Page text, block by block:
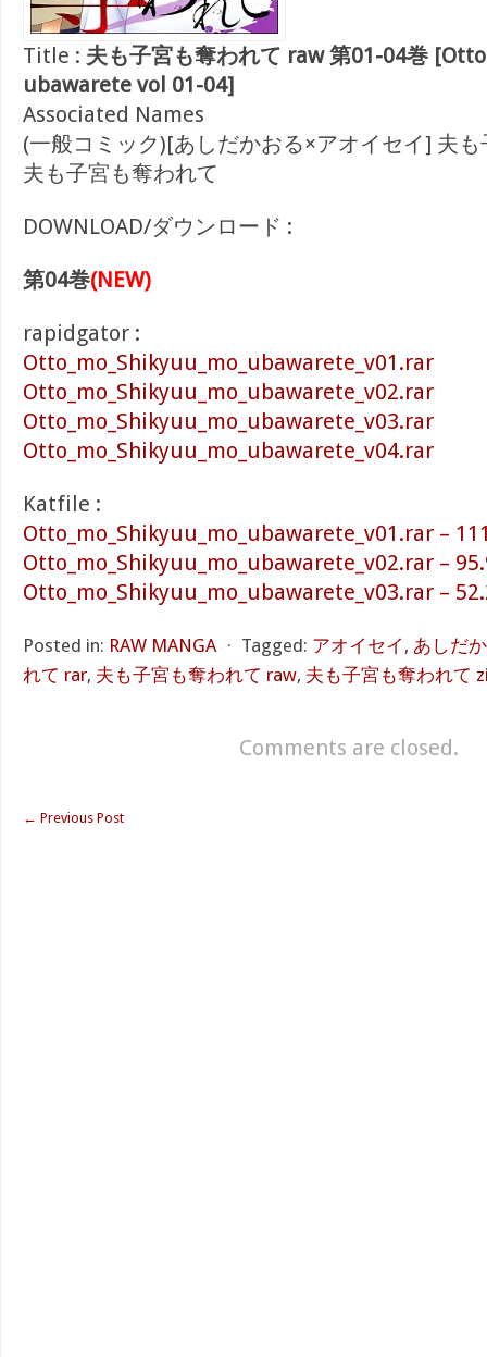
Title : 夫も子宮も奪われて raw 第01-04巻
ubawarete vol 01-04]
Associated Names
(一般コミック)[あしだかおる×アオイセイ] 夫
夫も子宮も奪われて
DOWNLOAD/ダウンロード :
第04巻(NEW)
rapidgator :
Otto_mo_Shikyuu_mo_ubawarete_v01.rar
Otto_mo_Shikyuu_mo_ubawarete_v02.rar
Otto_mo_Shikyuu_mo_ubawarete_v03.rar
Otto_mo_Shikyuu_mo_ubawarete_v04.rar
Katfile :
Otto_mo_Shikyuu_mo_ubawarete_v01.rar –
Otto_mo_Shikyuu_mo_ubawarete_v02.rar –
Otto_mo_Shikyuu_mo_ubawarete_v03.rar –
Posted in: RAW MANGA ⋅ Tagged: アオイセイ , あしだ
れて rar, 夫も子宮も奪われて raw, 夫も子宮も奪われて
Comments are closed.
← Previous Post